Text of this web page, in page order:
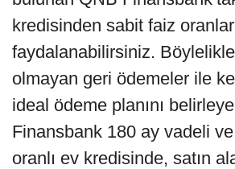
kredisinden sabit faiz
faydalanabilirsiniz.
olmayan geri ödemeler ile
ideal ödeme planını
Finansbank 180 ay vadeli
oranlı ev kredisinde, satın